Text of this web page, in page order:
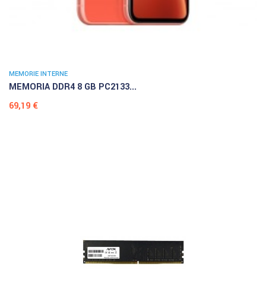
MEMORIE INTERNE
MEMORIA DDR4 8 GB PC2133...
Prezzo
69,19 €